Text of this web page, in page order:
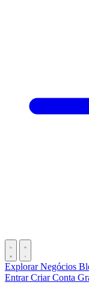
Explorar Negócios
EntrarCriar Conta